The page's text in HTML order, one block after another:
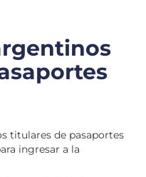
titulares de pasaportes
ingresar a la